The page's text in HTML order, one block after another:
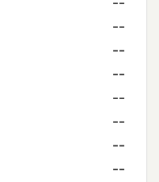
--
--
--
--
--
--
--